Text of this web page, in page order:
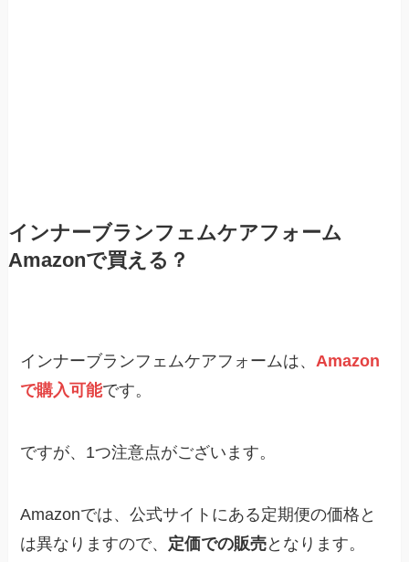
インナーブランフェムケアフォーム
Amazonで買える？
インナーブランフェムケアフォームは、Amazon
で購入可能です。
ですが、1つ注意点がございます。
Amazonでは、公式サイトにある定期便の価格と
は異なりますので、 定価での販売となります。